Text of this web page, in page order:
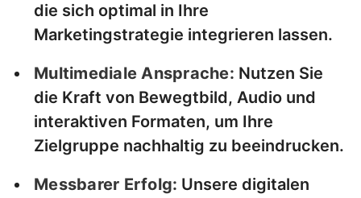
die sich optimal in Ihre
Marketingstrategie integrieren lassen.
Multimediale Ansprache: Nutzen Sie
die Kraft von Bewegtbild, Audio und
interaktiven Formaten, um Ihre
Zielgruppe nachhaltig zu beeindrucken.
Messbarer Erfolg: Unsere digitalen